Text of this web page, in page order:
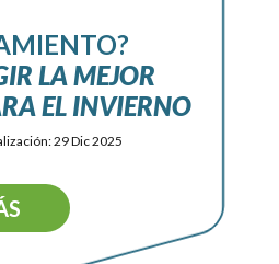
LA MEJOR
EL INVIERNO
29 Dic 2025